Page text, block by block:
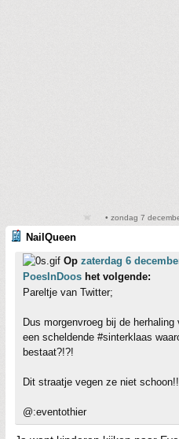
• zondag 7
NailQueen
Op zaterdag 6
PoesInDoos het volgende:
Pareltje van Twitter;
Dus morgenvroeg bij de
een scheldende #sinterklaas
bestaat?!?!
Dit straatje vegen ze niet schoon!!
@:eventothier